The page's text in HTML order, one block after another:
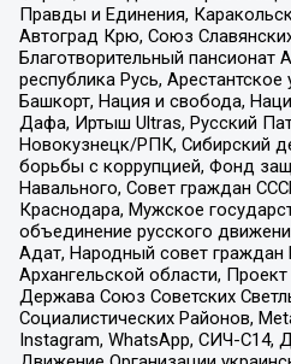
Правды и Единения,
Автоград Крю, Союз
Благотворительный пансионат
республика Русь, Арестантское
Башкорт, Нация и свобода,
Дафа, Иртыш Ultras, Русский
Новокузнецк/РПК, Сибирский
борьбы с коррупцией, Фонд
Навального, Совет граждан
Краснодара, Мужское
объединение русского
Адат, Народный совет
Архангельской области,
Держава Союз Советских
Социалистических Районов,
Instagram, WhatsApp, СИЧ-С14,